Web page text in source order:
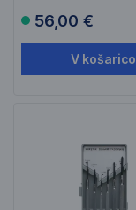
56,00 €
V košarico